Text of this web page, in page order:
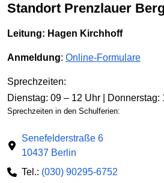
Standort Prenzlauer Berg
Leitung: Hagen Kirchhoff
Anmeldung: Online-Formulare
Sprechzeiten:
Dienstag: 09 – 12 Uhr | Donnerstag:
Sprechzeiten in den Schulferien:
Senefelderstraße 6
10437 Berlin
Tel.: (030) 90295-6752